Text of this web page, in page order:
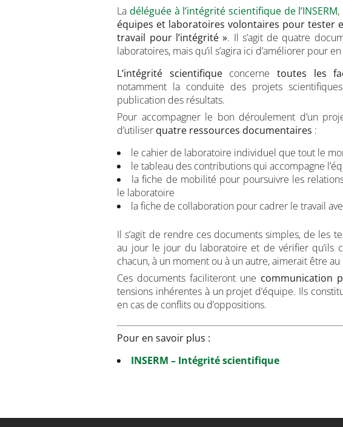
​​La déléguée à l’intégrité scientifique de l’INSERM,
équipes et laboratoires volontaires pour tester
travail pour l’intégrité ». Il s’agit de quatre
laboratoires, mais qu’il s’agira ici d’améliorer pour
L’intégrité scientifiqueconcerne toutes les
notamment la conduite des projets
publication des résultats.
Pour accompagner le bon déroulement d’un
d’utiliser quatre ressources documentaires :
le cahier de laboratoire individuel que tout le
le tableau des contributions qui accompagne
la fiche de mobilité pour poursuivre les
le laboratoire
la fiche de collaboration pour cadrer le travail
Il s’agit de rendre ces documents simples, de les
au jour le jour du laboratoire et de vérifier qu’ils
chacun, à un moment ou à un autre, aimerait être au
Ces documents faciliteront une communication
tensions inhérentes à un projet d’équipe. Ils
en cas de conflits ou d’oppositions.
Pour en savoir plus :
INSERM – Intégrité scientifique